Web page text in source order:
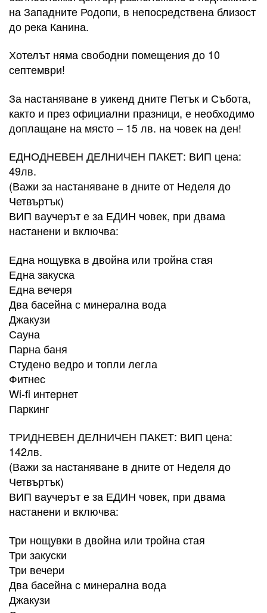
на Западните Родопи, в непосредствена близост
до река Канина.
Хотелът няма свободни помещения до 10
септември!
За настаняване в уикенд дните Петък и Събота,
както и през официални празници, е необходимо
доплащане на място – 15 лв. на човек на ден!
ЕДНОДНЕВЕН ДЕЛНИЧЕН ПАКЕТ: ВИП цена:
49лв.
(Важи за настаняване в дните от Неделя до
Четвъртък)
ВИП ваучерът е за ЕДИН човек, при двама
настанени и включва:
Една нощувка в двойна или тройна стая
Една закуска
Една вечеря
Два басейна с минерална вода
Джакузи
Сауна
Парна баня
Студено ведро и топли легла
Фитнес
Wi-fi интернет
Паркинг
ТРИДНЕВЕН ДЕЛНИЧЕН ПАКЕТ: ВИП цена:
142лв.
(Важи за настаняване в дните от Неделя до
Четвъртък)
ВИП ваучерът е за ЕДИН човек, при двама
настанени и включва:
Три нощувки в двойна или тройна стая
Три закуски
Три вечери
Два басейна с минерална вода
Джакузи